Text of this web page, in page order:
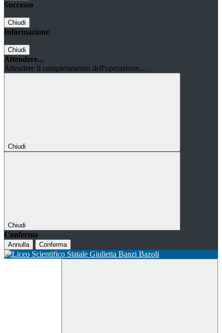
Successo
Chiudi
Informazione
Chiudi
Attendere...
Attendere il completamento dell'operazione...
Chiudi
Chiudi
Conferma
Annulla Conferma